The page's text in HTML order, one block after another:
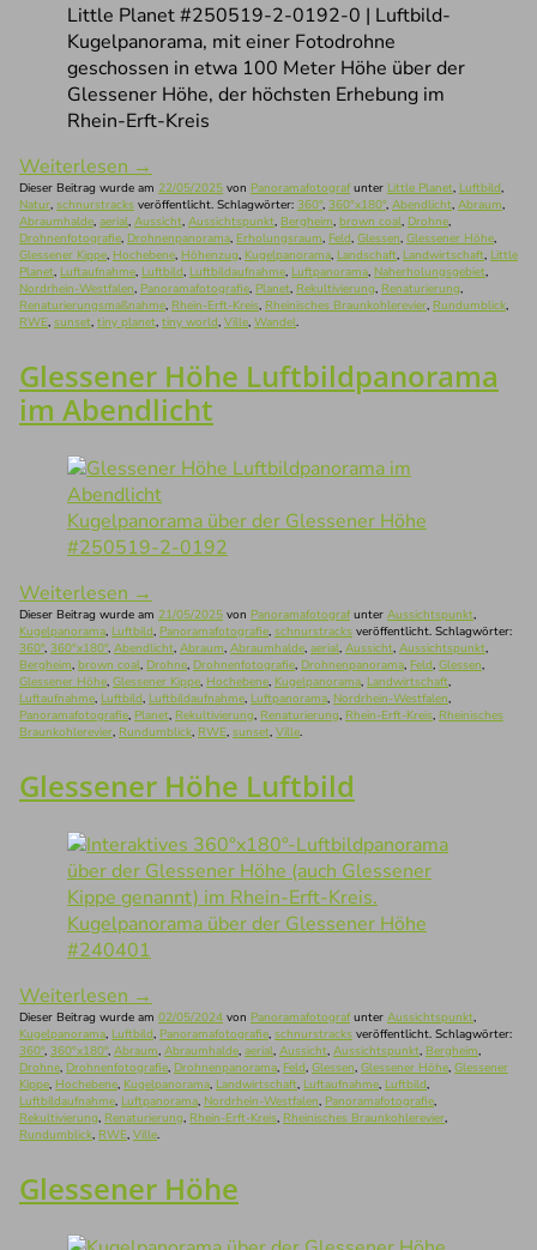
Little Planet #250519-2-0192-0 | Luftbild-
Kugelpanorama, mit einer Fotodrohne
geschossen in etwa 100 Meter Höhe über der
Glessener Höhe, der höchsten Erhebung im
Rhein-Erft-Kreis
Weiterlesen →
Dieser Beitrag wurde am 22/05/2025 von Panoramafotografunter Little Planet, Luftbild,
Natur, schnurstracks veröffentlicht. Schlagwörter: 360°, 360°x180°, Abendlicht, Abraum,
Abraumhalde, aerial, Aussicht, Aussichtspunkt, Bergheim, brown coal, Drohne,
Drohnenfotografie, Drohnenpanorama, Erholungsraum, Feld, Glessen, Glessener Höhe,
Glessener Kippe, Hochebene, Höhenzug, Kugelpanorama, Landschaft, Landwirtschaft, Little
Planet, Luftaufnahme, Luftbild, Luftbildaufnahme, Luftpanorama, Naherholungsgebiet,
Nordrhein-Westfalen, Panoramafotografie, Planet, Rekultivierung, Renaturierung,
Renaturierungsmaßnahme, Rhein-Erft-Kreis, Rheinisches Braunkohlerevier, Rundumblick,
RWE, sunset, tiny planet, tiny world, Ville, Wandel.
Glessener Höhe Luftbildpanorama
im Abendlicht
Kugelpanorama über der Glessener Höhe
#250519-2-0192
Weiterlesen →
Dieser Beitrag wurde am 21/05/2025 von Panoramafotografunter Aussichtspunkt,
Kugelpanorama, Luftbild, Panoramafotografie, schnurstracks veröffentlicht. Schlagwörter:
360°, 360°x180°, Abendlicht, Abraum, Abraumhalde, aerial, Aussicht, Aussichtspunkt,
Bergheim, brown coal, Drohne, Drohnenfotografie, Drohnenpanorama, Feld, Glessen,
Glessener Höhe, Glessener Kippe, Hochebene, Kugelpanorama, Landwirtschaft,
Luftaufnahme, Luftbild, Luftbildaufnahme, Luftpanorama, Nordrhein-Westfalen,
Panoramafotografie, Planet, Rekultivierung, Renaturierung, Rhein-Erft-Kreis, Rheinisches
Braunkohlerevier, Rundumblick, RWE, sunset, Ville.
Glessener Höhe Luftbild
Kugelpanorama über der Glessener Höhe
#240401
Weiterlesen →
Dieser Beitrag wurde am 02/05/2024 von Panoramafotografunter Aussichtspunkt,
Kugelpanorama, Luftbild, Panoramafotografie, schnurstracks veröffentlicht. Schlagwörter:
360°, 360°x180°, Abraum, Abraumhalde, aerial, Aussicht, Aussichtspunkt, Bergheim,
Drohne, Drohnenfotografie, Drohnenpanorama, Feld, Glessen, Glessener Höhe, Glessener
Kippe, Hochebene, Kugelpanorama, Landwirtschaft, Luftaufnahme, Luftbild,
Luftbildaufnahme, Luftpanorama, Nordrhein-Westfalen, Panoramafotografie,
Rekultivierung, Renaturierung, Rhein-Erft-Kreis, Rheinisches Braunkohlerevier,
Rundumblick, RWE, Ville.
Glessener Höhe